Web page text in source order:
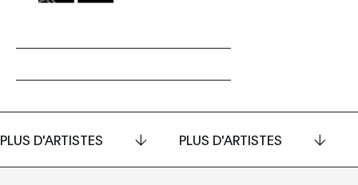
PLUS D'ARTISTES PLUS D'ARTISTES